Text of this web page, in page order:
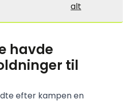
alt
havde
til
efter kampen en